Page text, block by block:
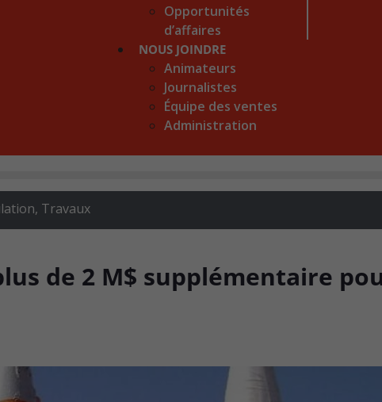
Opportunités
d’affaires
NOUS JOINDRE
Animateurs
Journalistes
Équipe des ventes
Administration
, Travaux
de 2 M$ supplémentaire